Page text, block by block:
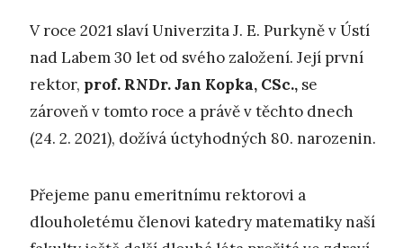
V roce 2021 slaví Univerzita J. E. Purkyně v Ústí
nad Labem 30 let od svého založení. Její první
rektor, prof. RNDr. Jan Kopka, CSc., se
zároveň v tomto roce a právě v těchto dnech
(24. 2. 2021), dožívá úctyhodných 80. narozenin.
Přejeme panu emeritnímu rektorovi a
dlouholetému členovi katedry matematiky naší